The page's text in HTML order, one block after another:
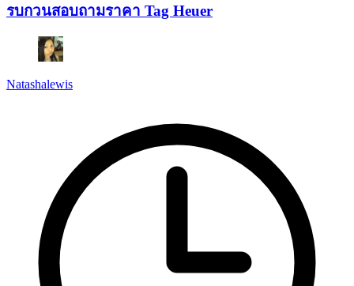
รบกวนสอบถามราคา Tag Heuer
Natashalewis